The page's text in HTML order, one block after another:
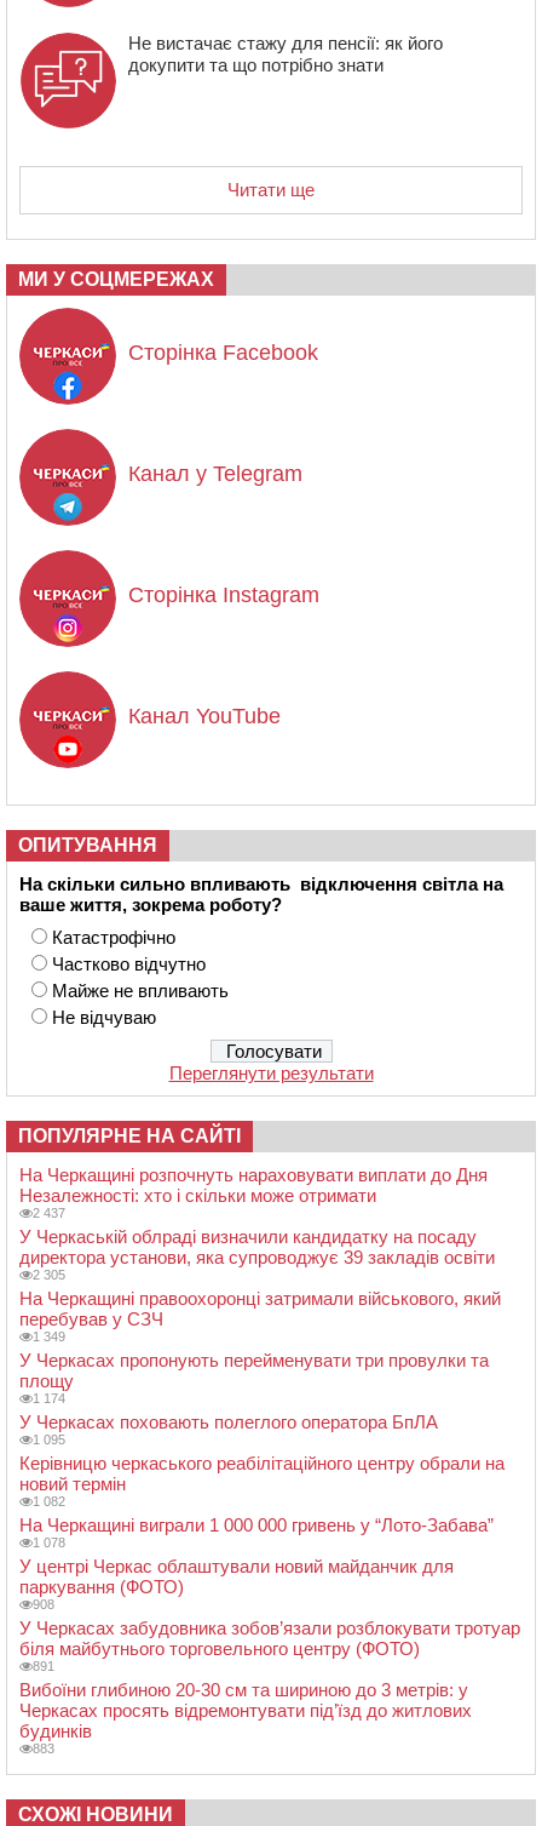
Не вистачає стажу для пенсії: як його
докупити та що потрібно знати
Читати ще
МИ У СОЦМЕРЕЖАХ
Сторінка Facebook
Канал у Telegram
Сторінка Instagram
Канал YouTube
ОПИТУВАННЯ
На скільки сильно впливають відключення світла на
ваше життя, зокрема роботу?
Катастрофічно
Частково відчутно
Майже не впливають
Не відчуваю
Переглянути результати
ПОПУЛЯРНЕ НА САЙТІ
На Черкащині розпочнуть нараховувати виплати до Дня
Незалежності: хто і скільки може отримати
2 437
У Черкаській облраді визначили кандидатку на посаду
директора установи, яка супроводжує 39 закладів освіти
2 305
На Черкащині правоохоронці затримали військового, який
перебував у СЗЧ
1 349
У Черкасах пропонують перейменувати три провулки та
площу
1 174
У Черкасах поховають полеглого оператора БпЛА
1 095
Керівницю черкаського реабілітаційного центру обрали на
новий термін
1 082
На Черкащині виграли 1 000 000 гривень у “Лото-Забава”
1 078
У центрі Черкас облаштували новий майданчик для
паркування (ФОТО)
908
У Черкасах забудовника зобов’язали розблокувати тротуар
біля майбутнього торговельного центру (ФОТО)
891
Вибоїни глибиною 20-30 см та шириною до 3 метрів: у
Черкасах просять відремонтувати під’їзд до житлових
будинків
883
СХОЖІ НОВИНИ